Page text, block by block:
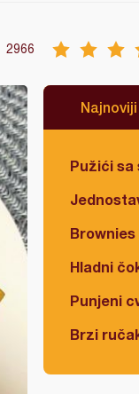
2966
Najnoviji
Pužići sa
Brownies
Hladni
Punjeni
Brzi